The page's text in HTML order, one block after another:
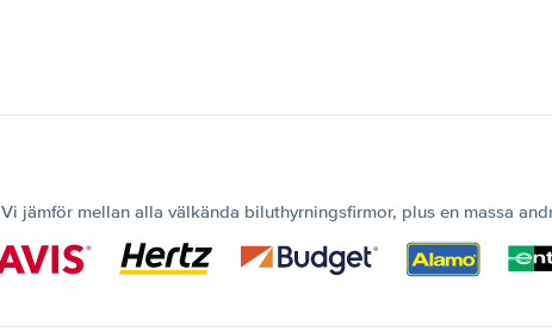
Vi jämför mellan alla välkända biluthyrningsfirmor, plus en massa